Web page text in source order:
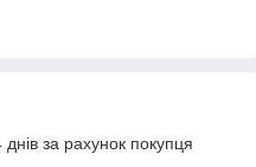
за рахунок покупця